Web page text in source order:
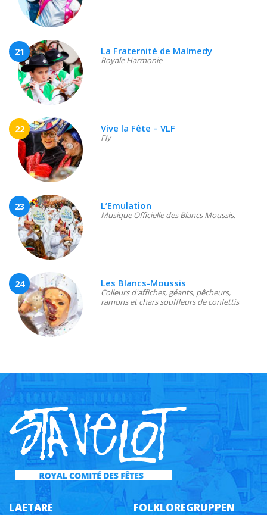
21 La Fraternité de Malmedy
Royale Harmonie
22 Vive la Fête – VLF
Fly
23 L’Emulation
Musique Officielle des Blancs Moussis.
24 Les Blancs-Moussis
Colleurs d'affiches, géants, pêcheurs,
ramons et chars souffleurs de confettis
LAETARE FOLKLOREGRUPPEN